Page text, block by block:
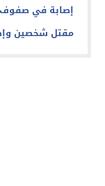
إصابة في صفوف
مقتل شخصين